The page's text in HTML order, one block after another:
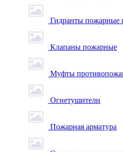
Гидранты пожарные
Клапаны пожарные
Муфты
Огнетушители
Пожарная арматура